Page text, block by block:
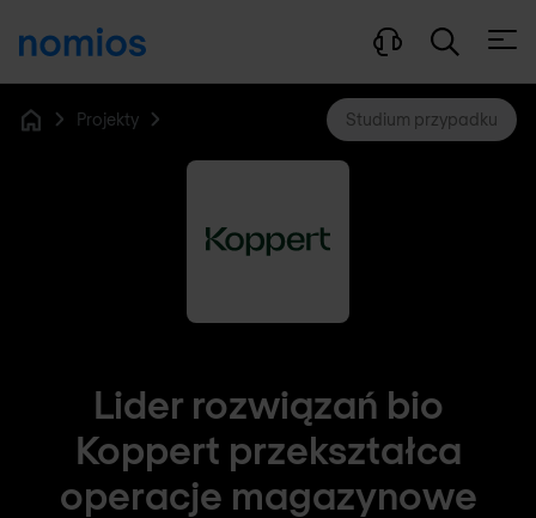
Projekty Studium przypadku
Lider rozwiązań bio
Koppert przekształca
operacje magazynowe